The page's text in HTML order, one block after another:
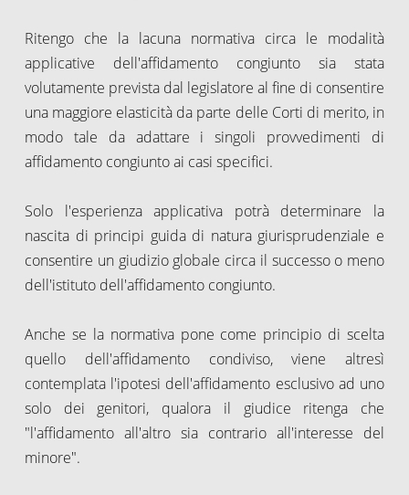
Ritengo che la lacuna normativa circa le modalità
applicative dell'affidamento congiunto sia stata
volutamente prevista dal legislatore al fine di consentire
una maggiore elasticità da parte delle Corti di merito, in
modo tale da adattare i singoli provvedimenti di
affidamento congiunto ai casi specifici.
Solo l'esperienza applicativa potrà determinare la
nascita di principi guida di natura giurisprudenziale e
consentire un giudizio globale circa il successo o meno
dell'istituto dell'affidamento congiunto.
Anche se la normativa pone come principio di scelta
quello dell'affidamento condiviso, viene altresì
contemplata l'ipotesi dell'affidamento esclusivo ad uno
solo dei genitori, qualora il giudice ritenga che
"l'affidamento all'altro sia contrario all'interesse del
minore".